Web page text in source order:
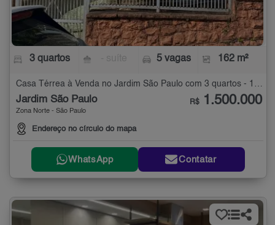
3 quartos 5 vagas 162 m²
Casa Térrea à Venda no Jardim São Paulo com 3 quartos - 162 m²
Jardim São Paulo
Zona Norte - São Paulo
Endereço no círculo do mapa
R$ 1.500.000
WhatsApp Contatar